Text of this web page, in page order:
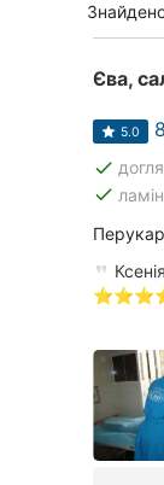
Автошколи
Ресторани
Всі рубрики
Всі міста:
Кривий Ріг
Житомир
Тернопіль
Єва,
5.0
done
done